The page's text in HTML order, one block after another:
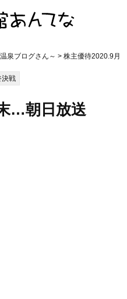
泉ブログさん～ > 株主優待2020.9月
決戦
…朝日放送